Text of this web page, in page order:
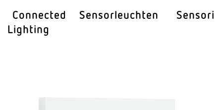
Connected
Lighting
Sensor­leuchten Sensorik